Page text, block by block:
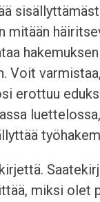
mitään
hakemuksen
Voit
erottuu
miksi olet